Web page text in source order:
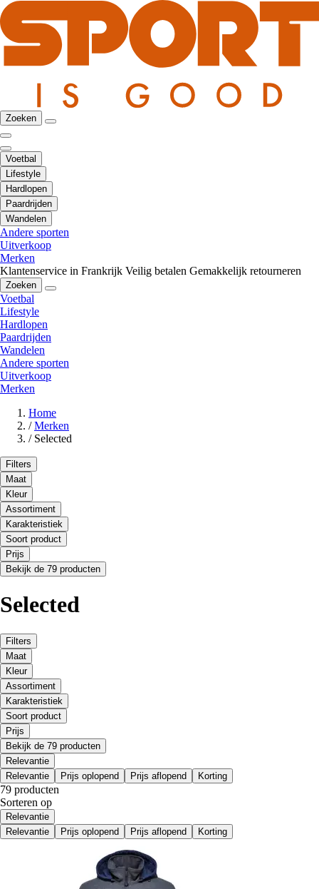
Zoeken
Voetbal
Lifestyle
Hardlopen
Paardrijden
Wandelen
Andere sporten
Uitverkoop
Merken
Klantenservice in Frankrijk Veilig betalen Gemakkelijk retourneren
Zoeken
Voetbal
Lifestyle
Hardlopen
Paardrijden
Wandelen
Andere sporten
Uitverkoop
Merken
Home
/ Merken
/ Selected
Filters
Maat
Kleur
Assortiment
Karakteristiek
Soort product
Prijs
Bekijk de 79 producten
Selected
Filters
Maat
Kleur
Assortiment
Karakteristiek
Soort product
Prijs
Bekijk de 79 producten
Relevantie
Relevantie
Prijs oplopend Prijs aflopend Korting
79 producten
Sorteren op
Relevantie
Relevantie
Prijs oplopend Prijs aflopend Korting